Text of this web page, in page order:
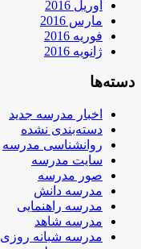
آوریل 2016
مارس 2016
فوریه 2016
ژانویه 2016
دسته‌ها
اخبار مدرسه جدید
دسته‌بندی نشده
روانشناسی مدرسه
سایت مدرسه
صور مدرسه
مدرسه دانش
مدرسه راهنمایی
مدرسه شاهد
مدرسه شبانه روزی